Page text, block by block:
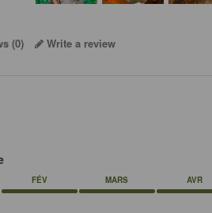
(0) Write a review
FÉV MARS AVR